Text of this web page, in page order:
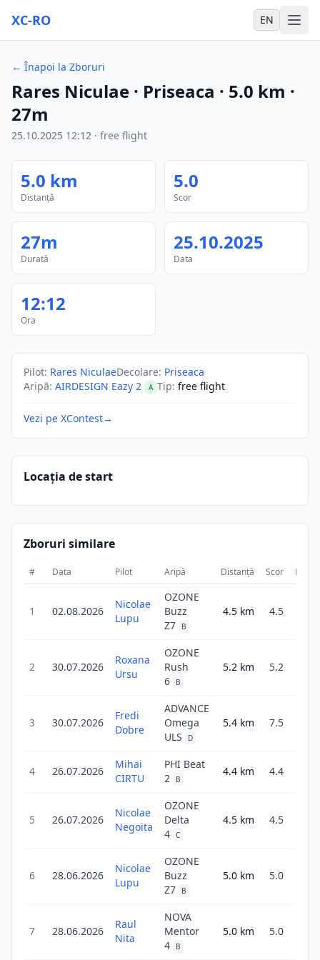
XC-RO EN
← Înapoi la Zboruri
Rares Niculae · Priseaca · 5.0 km ·
27m
25.10.2025 12:12 · free flight
5.0 km
Distanță
5.0
Scor
27m
Durată
25.10.2025
Data
12:12
Ora
Pilot: Rares NiculaeDecolare: Priseaca
Aripă: AIRDESIGN Eazy 2 A Tip: free flight
Vezi pe XContest→
Locația de start
Zboruri similare
# Data Pilot Aripă Distanță Scor
1 02.08.2026
Nicolae
Lupu
OZONE
Buzz
Z7
B
4.5 km 4.5
2 30.07.2026
Roxana
Ursu
OZONE
Rush
6
B
5.2 km 5.2
3 30.07.2026
Fredi
Dobre
ADVANCE
Omega
ULS
D
5.4 km 7.5
4 26.07.2026
Mihai
CIRTU
PHI Beat
2
B
4.4 km 4.4
5 26.07.2026
Nicolae
Negoita
OZONE
Delta
4 C
4.5 km 4.5
6 28.06.2026
Nicolae
Lupu
OZONE
Buzz
Z7
B
5.0 km 5.0
7 28.06.2026
Raul
Nita
NOVA
Mentor
4
B
5.0 km 5.0